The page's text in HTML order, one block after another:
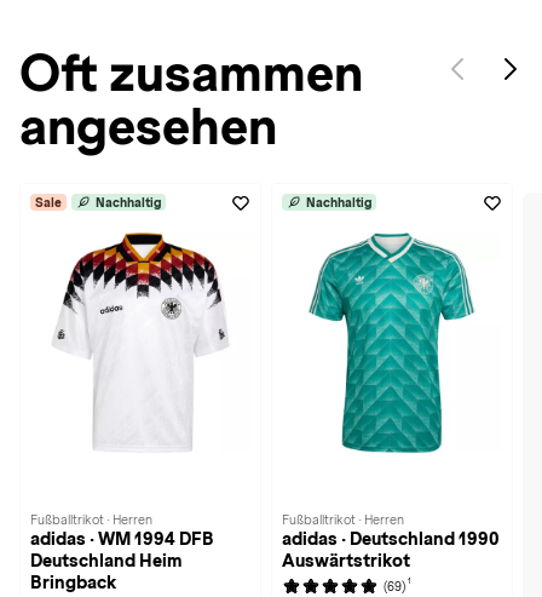
Oft zusammen
angesehen
Sale Nachhaltig
Fußballtrikot · Herren
adidas · WM 1994 DFB
Deutschland Heim
Bringback
Nachhaltig
Fußballtrikot · Herren
adidas · Deutschland 1990
Auswärtstrikot
(69) 1